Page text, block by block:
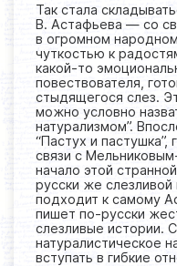
Так стала
В. Астафьева — со
в огромном
чуткостью к
какой-то
повествователя,
стыдящегося слез.
можно условно
натурализмом”.
“Пастух и
связи с
начало этой
русски же
подходит к самому
пишет по-русски
слезливые истории.
натуралистическое
вступать в гибкие